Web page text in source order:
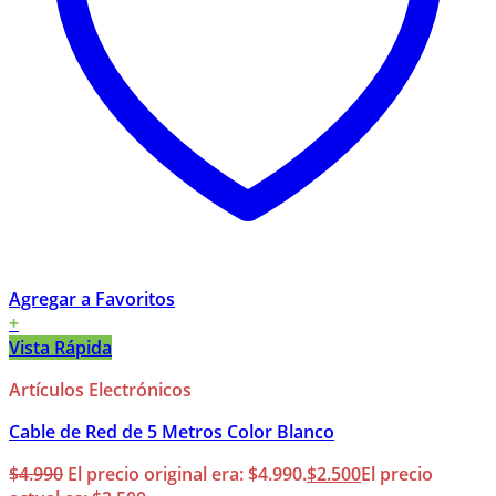
Agregar a Favoritos
+
Vista Rápida
Artículos Electrónicos
Cable de Red de 5 Metros Color Blanco
$4.990 El precio original era: $4.990.$2.500El precio